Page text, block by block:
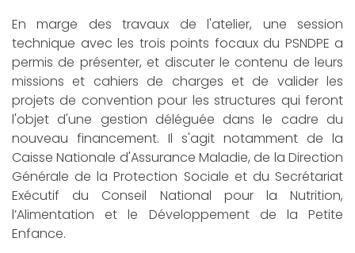
En marge des travaux de l'atelier, une session
technique avec les trois points focaux du PSNDPE a
permis de présenter, et discuter le contenu de leurs
missions et cahiers de charges et de valider les
projets de convention pour les structures qui feront
l'objet d'une gestion déléguée dans le cadre du
nouveau financement. Il s'agit notamment de la
Caisse Nationale d'Assurance Maladie, de la Direction
Générale de la Protection Sociale et du Secrétariat
Exécutif du Conseil National pour la Nutrition,
l’Alimentation et le Développement de la Petite
Enfance.